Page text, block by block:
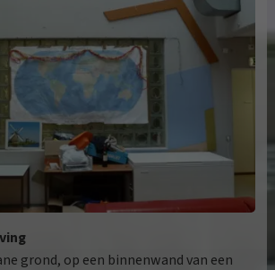
grond, op een binnenwand van een